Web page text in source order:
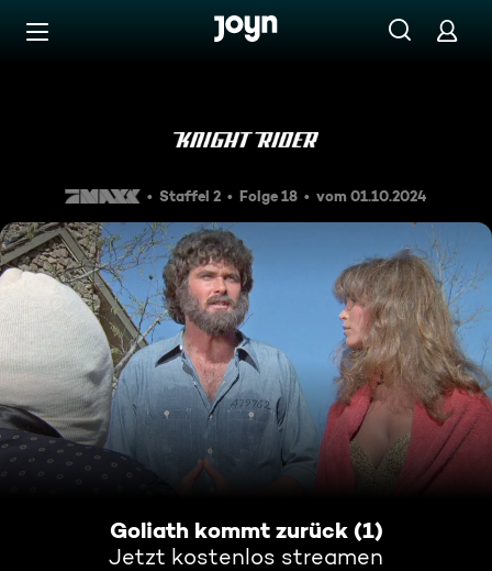
Zum Inhalt springen
Staffel 2 Folge 18 vom 01.10.2024
Goliath kommt zurück (1)
Jetzt kostenlos streamen